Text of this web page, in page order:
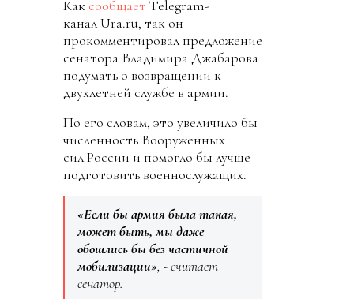
Как сообщает Telegram-
канал Ura.ru, так он
прокомментировал предложение
сенатора Владимира Джабарова
подумать о возвращении к
двухлетней службе в армии.
По его словам, это увеличило бы
численность Вооруженных
сил России и помогло бы лучше
подготовить военнослужащих.
«Если бы армия была такая,
может быть, мы даже
обошлись бы без частичной
мобилизации», - считает
сенатор.